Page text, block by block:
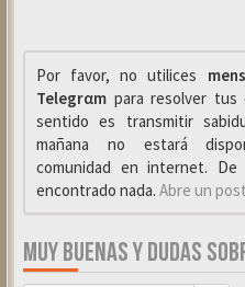
Por favor, no utilices
Telegrαm para resolver tus
sentido es transmitir
mañana no estará
comunidad en internet.
encontrado nada. Abre un
MUY BUENAS Y DUDAS